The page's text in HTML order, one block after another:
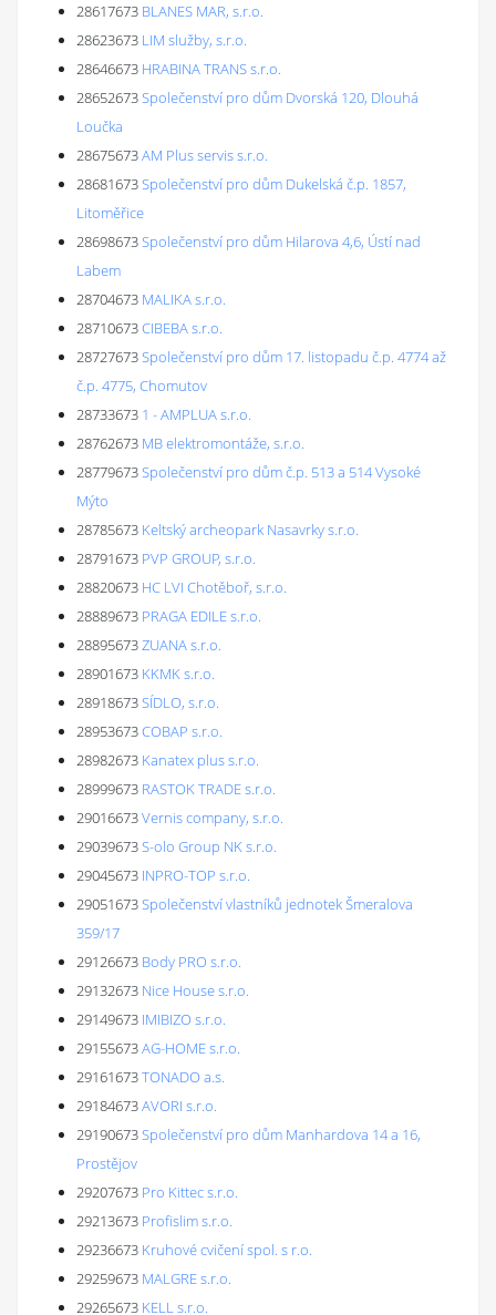
28617673 BLANES MAR, s.r.o.
28623673 LIM služby, s.r.o.
28646673 HRABINA TRANS s.r.o.
28652673Společenství pro dům Dvorská 120, Dlouhá
Loučka
28675673AM Plus servis s.r.o.
28681673Společenství pro dům Dukelská č.p. 1857,
Litoměřice
28698673Společenství pro dům Hilarova 4,6, Ústí nad
Labem
28704673 MALIKA s.r.o.
28710673CIBEBA s.r.o.
28727673Společenství pro dům 17. listopadu č.p. 4774 až
č.p. 4775, Chomutov
28733673 1 - AMPLUA s.r.o.
28762673 MB elektromontáže, s.r.o.
28779673Společenství pro dům č.p. 513 a 514 Vysoké
Mýto
28785673 Keltský archeopark Nasavrky s.r.o.
28791673 PVP GROUP, s.r.o.
28820673 HC LVI Chotěboř, s.r.o.
28889673 PRAGA EDILE s.r.o.
28895673ZUANA s.r.o.
28901673 KKMK s.r.o.
28918673SÍDLO, s.r.o.
28953673COBAP s.r.o.
28982673 Kanatex plus s.r.o.
28999673 RASTOK TRADE s.r.o.
29016673Vernis company, s.r.o.
29039673S-olo Group NK s.r.o.
29045673 INPRO-TOP s.r.o.
29051673Společenství vlastníků jednotek Šmeralova
359/17
29126673 Body PRO s.r.o.
29132673 Nice House s.r.o.
29149673 IMIBIZO s.r.o.
29155673AG-HOME s.r.o.
29161673TONADO a.s.
29184673AVORI s.r.o.
29190673Společenství pro dům Manhardova 14 a 16,
Prostějov
29207673 Pro Kittec s.r.o.
29213673 Profislim s.r.o.
29236673 Kruhové cvičení spol. s r.o.
29259673 MALGRE s.r.o.
29265673 KELL s.r.o.